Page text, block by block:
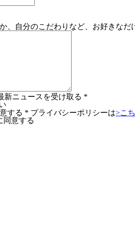
、自分のこだわりなど、お好きなだ
新ニュースを受け取る *
する * プライバシーポリシーは>こ
同意する